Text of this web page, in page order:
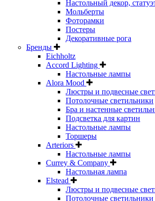
Настольный декор,
Мольберты
Фоторамки
Постеры
Декоративные рога
Бренды
Eichholtz
Accord Lighting
Настольные лампы
Alora Mood
Люстры и подвесные
Потолочные светильники
Бра и настенные
Подсветка для картин
Настольные лампы
Торшеры
Arteriors
Настольные лампы
Currey & Company
Настольная лампа
Elstead
Люстры и подвесные
Потолочные светильники